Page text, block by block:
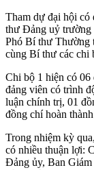
Tham dự đại hội
thư Đảng uỷ trường
Phó Bí thư Thường
cùng Bí thư các chi
Chi bộ 1 hiện có
đảng viên có trình
luận chính trị, 01
đồng chí hoàn
Trong nhiệm kỳ
có nhiều thuận lợi:
Đảng ủy, Ban Giám